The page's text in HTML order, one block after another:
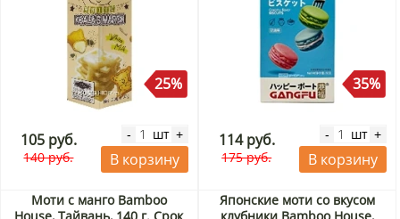
25%
105 руб.
140 руб.
- шт +
В корзину
35%
114 руб.
175 руб.
- шт +
В корзину
Моти с манго Bamboo
Японские моти со вкусом